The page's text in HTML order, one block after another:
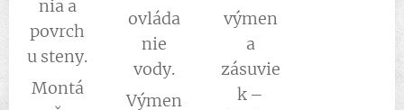
nia a
povrch
u steny.
Montá
ovláda
nie
vody.
Výmen
výmen
a
zásuvie
k –